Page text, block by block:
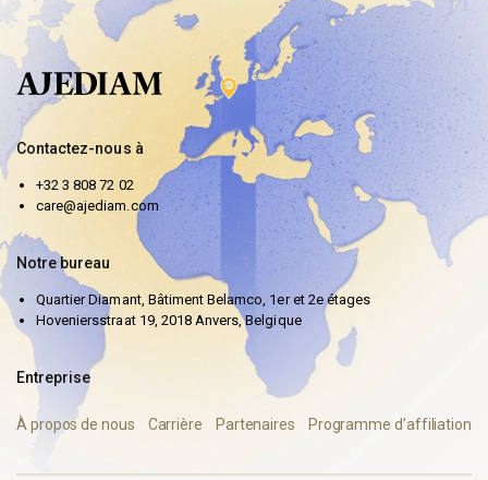
Contactez-nous à
+32 3 808 72 02
care@ajediam.com
Notre bureau
Quartier Diamant, Bâtiment Belamco, 1er et 2e étages
Hoveniersstraat 19, 2018 Anvers, Belgique
Entreprise
À propos de nous Carrière Partenaires Programme d’affiliation